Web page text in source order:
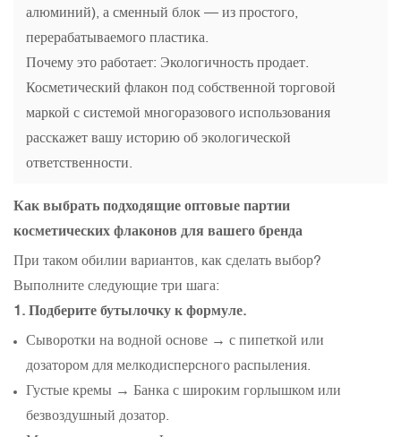
алюминий), а сменный блок — из простого,
перерабатываемого пластика.
Почему это работает: Экологичность продает.
Косметический флакон под собственной торговой
маркой с системой многоразового использования
расскажет вашу историю об экологической
ответственности.
Как выбрать подходящие оптовые партии
косметических флаконов для вашего бренда
При таком обилии вариантов, как сделать выбор?
Выполните следующие три шага:
1. Подберите бутылочку к формуле.
Сыворотки на водной основе → с пипеткой или
дозатором для мелкодисперсного распыления.
Густые кремы → Банка с широким горлышком или
безвоздушный дозатор.